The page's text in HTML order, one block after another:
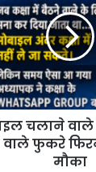
चलाने
फुकरे
मौका